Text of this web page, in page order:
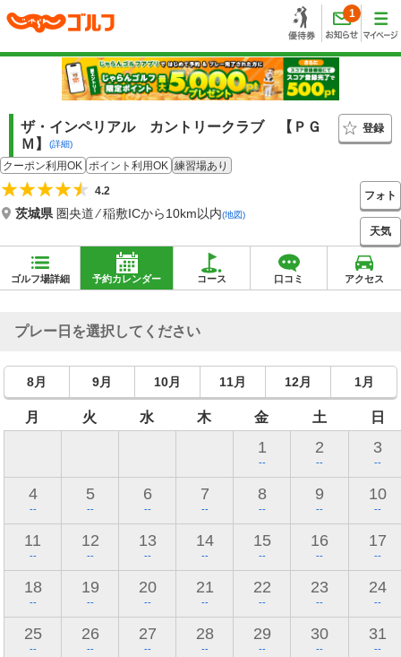
1
ザ・インペリアル カントリークラブ 【ＰＧ
Ｍ】
(詳細)
登録
クーポン利用OK ポイント利用OK 練習場あり
4.2
茨城県 圏央道 ⁄ 稲敷ICから10km以内(地図)
フォト
天気
ゴルフ場詳細 予約カレンダー コース 口コミ アクセス
プレー日を選択してください
8月 9月 10月 11月 12月 1月
月 火 水 木 金 土 日
1
--
2
--
3
--
4
--
5
--
6
--
7
--
8
--
9
--
10
--
11
--
12
--
13
--
14
--
15
--
16
--
17
--
18
--
19
--
20
--
21
--
22
--
23
--
24
--
25
--
26
--
27
--
28
--
29
--
30
--
31
--